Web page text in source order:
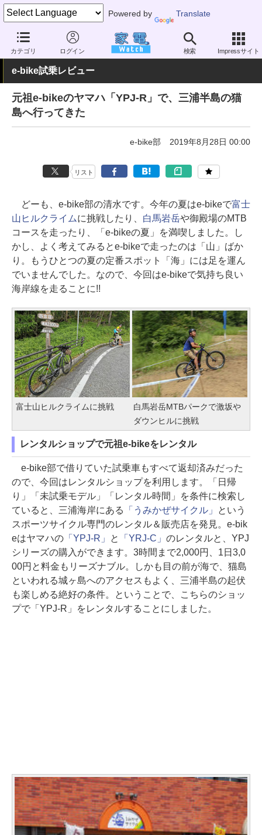
Powered by Translate
カテゴリ ログイン 検索 Impressサイト
家電 Watch その他・家電 アウトドア 電動自転車
e-bike試乗レビュー
元祖e-bikeのヤマハ「YPJ-R」で、三浦半島の猫
島へ行ってきた
e-bike部 2019年8月28日 00:00
リスト
どーも、e-bike部の清水です。今年の夏はe-bikeで富士
山ヒルクライムに挑戦したり、 白馬岩岳や御殿場のMTB
コースを走ったり、「e-bikeの夏」を満喫しました。し
かし、よく考えてみるとe-bikeで走ったのは「山」ばか
り。もうひとつの夏の定番スポット「海」には足を運ん
でいませんでした。なので、今回はe-bikeで気持ち良い
海岸線を走ることに!!
富士山ヒルクライムに挑戦
白馬岩岳MTBパークで激坂や
ダウンヒルに挑戦
レンタルショップで元祖e-bikeをレンタル
e-bike部で借りていた試乗車もすべて返却済みだった
ので、今回はレンタルショップを利用します。「日帰
り」「未試乗モデル」「レンタル時間」を条件に検索し
ていると、三浦海岸にある
「うみかぜサイクル」
という
スポーツサイクル専門のレンタル＆販売店を発見。e-bik
eはヤマハの「YPJ-R」 と 「YRJ-C」 のレンタルと、YPJ
シリーズの購入ができます。3時間まで2,000円、1日3,0
00円と料金もリーズナブル。しかも目の前が海で、猫島
といわれる城ヶ島へのアクセスもよく、三浦半島の起伏
も楽しめる絶好の条件。ということで、こちらのショッ
プで「YPJ-R」をレンタルすることにしました。